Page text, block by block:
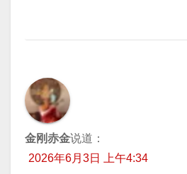
金刚赤金说道：
2026年6月3日 上午4:34